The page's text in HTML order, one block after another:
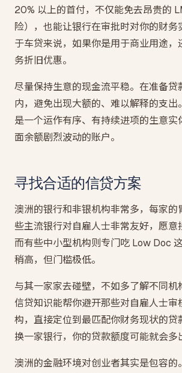
20% 以上的首付，不仅能免去昂贵的
险），也能让银行在审批时对你的财务
于车贷来说，如果你是用于商业用途，
务折旧优惠。
尽量保持生意的现金流平稳。在准备贷
内，避免出现大额的、难以解释的支出
是一个运作有序、有持续进项的生意实
面余额剧烈波动的账户。
寻找合适的信贷方案
澳洲的银行和非银机构非常多，每家的
些主流银行对自雇人士非常友好，愿意
而有些中小型机构则专门吃 Low Doc
稍高，但门槛极低。
与其一家家去碰壁，不如多了解不同机
信贷知识能帮你避开那些对自雇人士审
构，直接定位到最匹配你财务现状的贷
换一家银行，你的贷款额度可能就会多
澳洲的金融环境对创业者其实是包容的